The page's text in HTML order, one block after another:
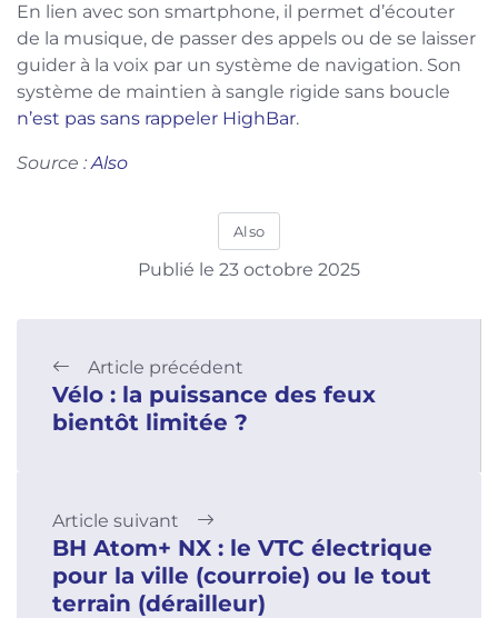
En lien avec son smartphone, il permet d’écouter
de la musique, de passer des appels ou de se laisser
guider à la voix par un système de navigation. Son
système de maintien à sangle rigide sans boucle
n’est pas sans rappeler HighBar.
Source :Also
Also
Publié le 23 octobre 2025
Article précédent
Vélo : la puissance des feux
bientôt limitée ?
Article suivant
BH Atom+ NX : le VTC électrique
pour la ville (courroie) ou le tout
terrain (dérailleur)